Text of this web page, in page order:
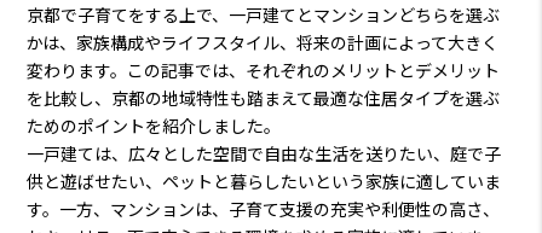
京都で子育てをする上で、一戸建てとマンションどちらを選ぶ
かは、家族構成やライフスタイル、将来の計画によって大きく
変わります。この記事では、それぞれのメリットとデメリット
を比較し、京都の地域特性も踏まえて最適な住居タイプを選ぶ
ためのポイントを紹介しました。
一戸建ては、広々とした空間で自由な生活を送りたい、庭で子
供と遊ばせたい、ペットと暮らしたいという家族に適していま
す。一方、マンションは、子育て支援の充実や利便性の高さ、